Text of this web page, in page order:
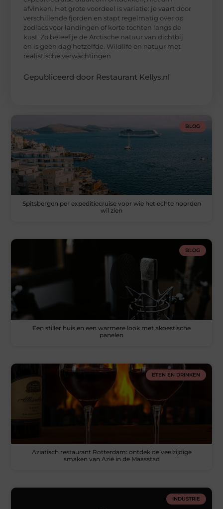
afvinken. Het grote voordeel is variatie: je vaart door
verschillende fjorden en stapt regelmatig over op
zodiacs voor landingen of korte tochten langs de
kust. Zo beleef je de Arctische natuur van dichtbij
en is geen dag hetzelfde. Wildlife en natuur met
realistische verwachtingen
Gepubliceerd door Restaurant Kellys.nl
BLOG
Spitsbergen per expeditiecruise voor wie het echte noorden
wil zien
BLOG
Een stiller huis en een warmere look met akoestische
panelen
ETEN EN DRINKEN
Aziatisch restaurant Rotterdam: ontdek de veelzijdige
smaken van Azië in de Maasstad
INDUSTRIE